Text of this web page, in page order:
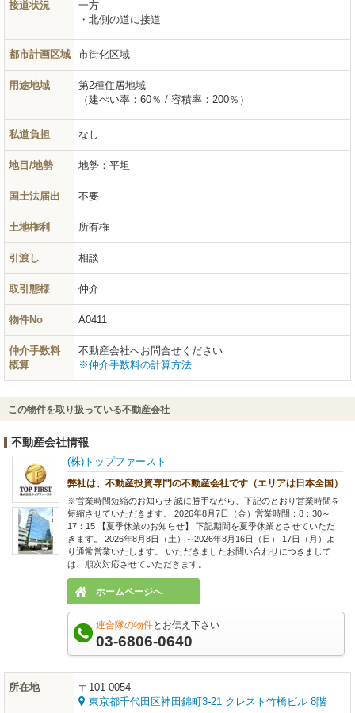
接道状況
一方
北側の道に接道
都市計画区域 市街化区域
用途地域
第2種住居地域
（建ぺい率：60％ / 容積率：200％）
私道負担 なし
地目/地勢 地勢：平坦
国土法届出 不要
土地権利 所有権
引渡し 相談
取引態様 仲介
物件No A0411
仲介手数料
概算
不動産会社へお問合せください
※仲介手数料の計算方法
この物件を取り扱っている不動産会社
不動産会社情報
(株)トップファースト
弊社は、不動産投資専門の不動産会社です（エリアは日本全国）
※営業時間短縮のお知らせ 誠に勝手ながら、下記のとおり営業時間を
短縮させていただきます。 2026年8月7日（金）営業時間：8：30～
17：15 【夏季休業のお知らせ】 下記期間を夏季休業とさせていただ
きます。 2026年8月8日（土）～2026年8月16日（日） 17日（月）よ
り通常営業いたします。 いただきましたお問い合わせにつきまして
は、順次対応させていただきます。
ホームページへ
連合隊の物件とお伝え下さい
03-6806-0640
所在地
〒101-0054
東京都千代田区神田錦町3-21 クレスト竹橋ビル 8階